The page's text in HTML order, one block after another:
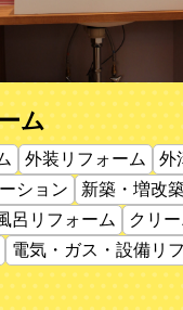
ム
外装リフォーム
外
ション
新築・増改
呂リフォーム
クリ
電気・ガス・設備リ